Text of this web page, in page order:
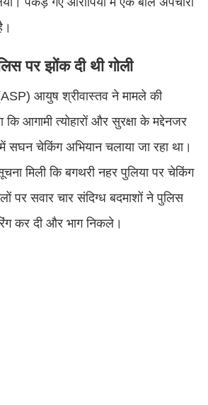
पर झोंक दी थी गोली
आयुष श्रीवास्तव ने मामले की
कि आगामी त्योहारों और सुरक्षा के मद्देनजर
में सघन चेकिंग अभियान चलाया जा रहा था।
मिली कि बगथरी नहर पुलिया पर चेकिंग
पर सवार चार संदिग्ध बदमाशों ने पुलिस
कर दी और भाग निकले।